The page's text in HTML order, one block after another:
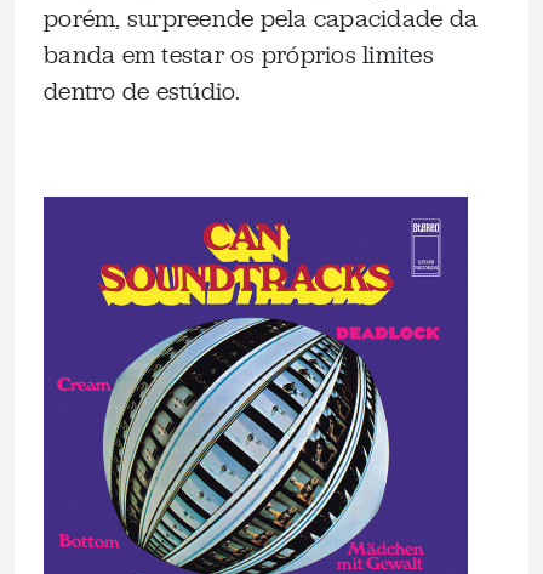
porém, surpreende pela capacidade da
banda em testar os próprios limites
dentro de estúdio.